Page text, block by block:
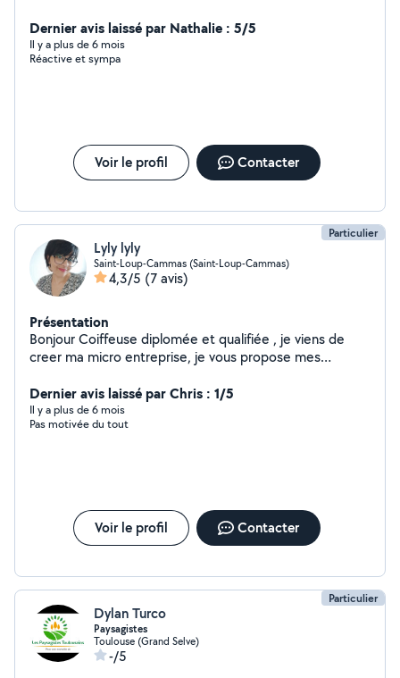
Dernier avis laissé par Nathalie : 5/5
Il y a plus de 6 mois
Réactive et sympa
Voir le profil Contacter
Particulier
Lyly lyly
Saint-Loup-Cammas (Saint-Loup-Cammas)
4,3/5 (7 avis)
Présentation
Bonjour Coiffeuse diplomée et qualifiée , je viens de
creer ma micro entreprise, je vous propose mes
pour toutes informations sur les prestations et tarifs. A
bientôt
Dernier avis laissé par Chris : 1/5
Il y a plus de 6 mois
Pas motivée du tout
Voir le profil Contacter
Particulier
Dylan Turco
Paysagistes
Toulouse (Grand Selve)
-/5